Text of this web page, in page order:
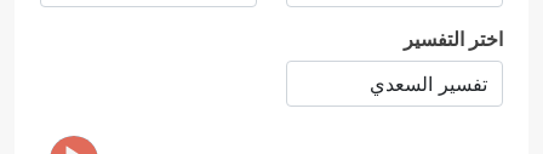
اختر التفسير